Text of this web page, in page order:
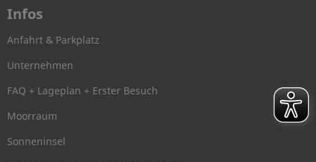
Infos
Anfahrt & Parkplatz
Unternehmen
FAQ + Lageplan + Erster Besuch
Moorraum
Sonneninsel